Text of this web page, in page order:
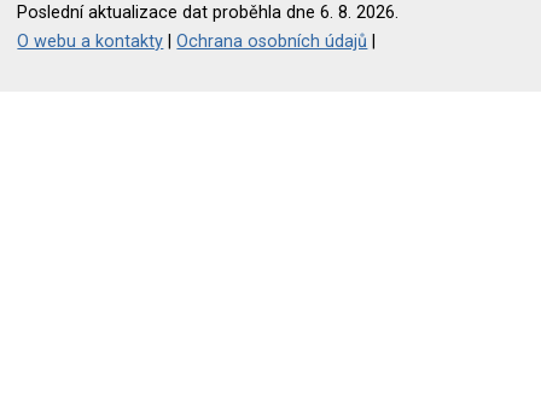
Poslední aktualizace dat proběhla dne 6. 8. 2026.
O webu a kontakty |Ochrana osobních údajů